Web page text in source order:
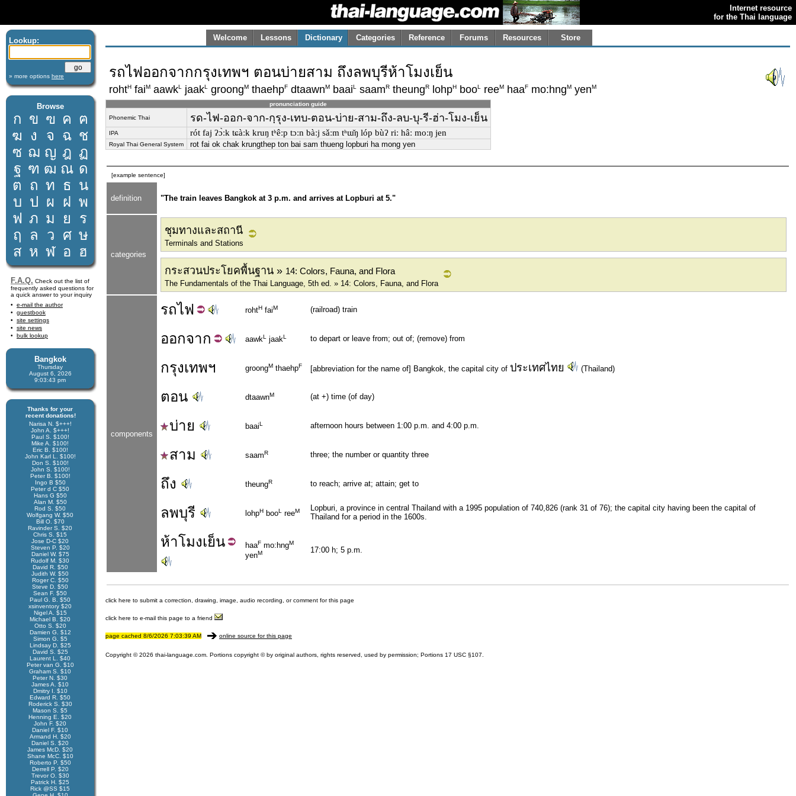
Internet resource
for the Thai language
Lookup:
» more options here
Browse
ก ข ฃ ค ฅ
ฆ ง จ ฉ ช
ซ ฌ ญ ฎ ฏ
ฐ ฑ ฒ ณ ด
ต ถ ท ธ น
บ ป ผ ฝ พ
ฟ ภ ม ย
ร
ฤ
ล ว ศ ษ
ส ห ฬ อ ฮ
F.A.Q. Check out the list of
frequently asked questions for
a quick answer to your inquiry
e-mail the author
guestbook
site settings
site news
bulk lookup
Bangkok
Thursday
August 6, 2026
9:03:43 pm
Thanks for your
recent donations!
Narisa N. $+++!
John A. $+++!
Paul S. $100!
Mike A. $100!
Eric B. $100!
John Karl L. $100!
Don S. $100!
John S. $100!
Peter B. $100!
Ingo B $50
Peter d C $50
Hans G $50
Alan M. $50
Rod S. $50
Wolfgang W. $50
Bill O. $70
Ravinder S. $20
Chris S. $15
Jose D-C $20
Steven P. $20
Daniel W. $75
Rudolf M. $30
David R. $50
Judith W. $50
Roger C. $50
Steve D. $50
Sean F. $50
Paul G. B. $50
xsinventory $20
Nigel A. $15
Michael B. $20
Otto S. $20
Damien G. $12
Simon G. $5
Lindsay D. $25
David S. $25
Laurent L. $40
Peter van G. $10
Graham S. $10
Peter N. $30
James A. $10
Dmitry I. $10
Edward R. $50
Roderick S. $30
Mason S. $5
Henning E. $20
John F. $20
Daniel F. $10
Armand H. $20
Daniel S. $20
James McD. $20
Shane McC. $10
Roberto P. $50
Derrell P. $20
Trevor O. $30
Patrick H. $25
Rick @SS $15
Welcome Lessons Dictionary Categories Reference Forums Resources Store
รถไฟออกจากกรุงเทพฯ ตอนบ่ายสาม ถึงลพบุรีห้าโมงเย็น
rohtH faiM aawkL jaakL groongM thaehpF dtaawnM baaiL saamR theungR lohpH booL reeM haaF mo:hngM yenM
pronunciation guide
Phonemic Thai รด-ไฟ-ออก-จาก-กฺรุง-เทบ-ตอน-บ่าย-สาม-ถึง-ลบ-บุ-รี-ฮ่า-โมง-เย็น
IPA rót faj ʔɔ̀ːk tɕàːk kruŋ tʰêːp tɔːn bàːj sǎːm tʰɯ̌ŋ lóp bùʔ riː hâː moːŋ jen
Royal Thai General System rot fai ok chak krungthep ton bai sam thueng lopburi ha mong yen
[example sentence]
definition "The train leaves Bangkok at 3 p.m. and arrives at Lopburi at 5."
categories
ชุมทางและสถานี
Terminals and Stations
กระสวนประโยคพื้นฐาน » 14: Colors, Fauna, and Flora
The Fundamentals of the Thai Language, 5th ed. » 14: Colors, Fauna, and Flora
components
รถไฟ rohtH faiM (railroad) train
ออกจาก aawkL jaakL to depart or leave from; out of; (remove) from
กรุงเทพฯ groongM thaehpF [abbreviation for the name of] Bangkok, the capital city of ประเทศไทย (Thailand)
ตอน dtaawnM (at +) time (of day)
บ่าย baaiL afternoon hours between 1:00 p.m. and 4:00 p.m.
สาม saamR three; the number or quantity three
ถึง theungR to reach; arrive at; attain; get to
ลพบุรี lohpH booL reeM
Lopburi, a province in central Thailand with a 1995 population of 740,826 (rank 31 of 76); the capital city having been the capital of
Thailand for a period in the 1600s.
ห้าโมงเย็น haaF mo:hngM
yenM 17:00 h; 5 p.m.
click here to submit a correction, drawing, image, audio recording, or comment for this page
click here to e-mail this page to a friend
page cached 8/6/2026 7:03:39 AM online source for this page
Copyright © 2026 thai-language.com. Portions copyright © by original authors, rights reserved, used by permission; Portions 17 USC §107